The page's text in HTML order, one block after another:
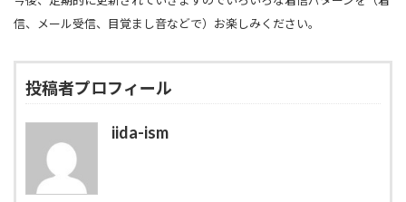
信、メール受信、目覚まし音などで）お楽しみください。
投稿者プロフィール
iida-ism